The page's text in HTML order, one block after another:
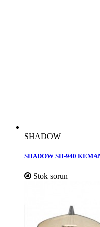
SHADOW
SHADOW SH-940
Stok sorun